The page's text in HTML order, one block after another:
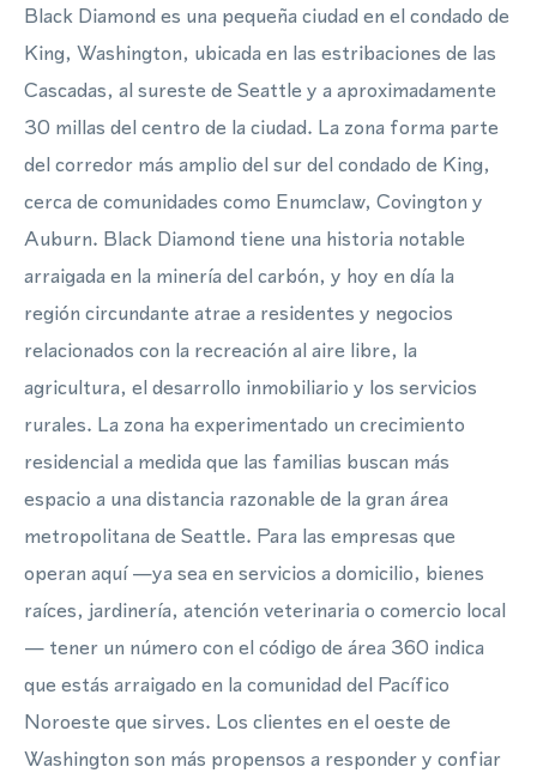
Black Diamond es una pequeña ciudad en el condado de
King, Washington, ubicada en las estribaciones de las
Cascadas, al sureste de Seattle y a aproximadamente
30 millas del centro de la ciudad. La zona forma parte
del corredor más amplio del sur del condado de King,
cerca de comunidades como Enumclaw, Covington y
Auburn. Black Diamond tiene una historia notable
arraigada en la minería del carbón, y hoy en día la
región circundante atrae a residentes y negocios
relacionados con la recreación al aire libre, la
agricultura, el desarrollo inmobiliario y los servicios
rurales. La zona ha experimentado un crecimiento
residencial a medida que las familias buscan más
espacio a una distancia razonable de la gran área
metropolitana de Seattle. Para las empresas que
operan aquí —ya sea en servicios a domicilio, bienes
raíces, jardinería, atención veterinaria o comercio local
— tener un número con el código de área 360 indica
que estás arraigado en la comunidad del Pacífico
Noroeste que sirves. Los clientes en el oeste de
Washington son más propensos a responder y confiar